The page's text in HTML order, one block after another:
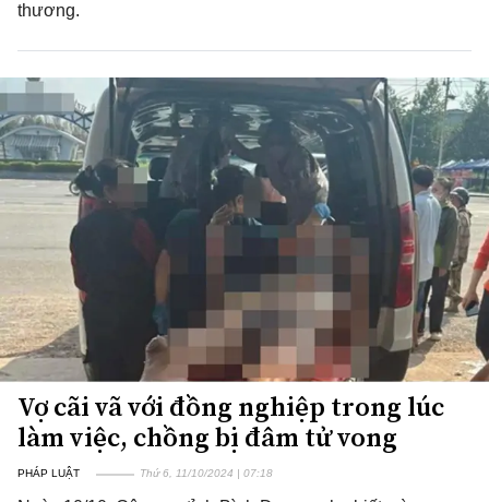
thương.
Vợ cãi vã với đồng nghiệp trong lúc
làm việc, chồng bị đâm tử vong
PHÁP LUẬT Thứ 6, 11/10/2024 | 07:18